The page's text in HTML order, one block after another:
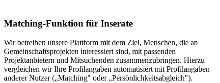
Matching-Funktion für Inserate
Wir betreiben unsere Plattform mit dem Ziel, Menschen, die an
Gemeinschaftsprojekten interessiert sind, mit passenden
Projektanbietern und Mitsuchenden zusammenzubringen. Hierzu
vergleichen wir Ihre Profilangaben automatisiert mit Profilangaben
anderer Nutzer („Matching" oder „Persönlichkeitsabgleich").